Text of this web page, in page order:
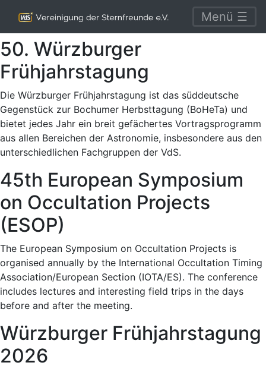
Menü ☰
50. Würzburger
Frühjahrstagung
Die Würzburger Frühjahrstagung ist das süddeutsche
Gegenstück zur Bochumer Herbsttagung (BoHeTa) und
bietet jedes Jahr ein breit gefächertes Vortragsprogramm
aus allen Bereichen der Astronomie, insbesondere aus den
unterschiedlichen Fachgruppen der VdS.
45th European Symposium
on Occultation Projects
(ESOP)
The European Symposium on Occultation Projects is
organised annually by the International Occultation Timing
Association/European Section (IOTA/ES). The conference
includes lectures and interesting field trips in the days
before and after the meeting.
Würzburger Frühjahrstagung
2026